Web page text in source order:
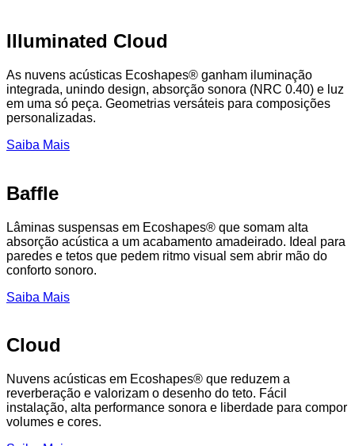
Illuminated Cloud
As nuvens acústicas Ecoshapes® ganham iluminação
integrada, unindo design, absorção sonora (NRC 0.40) e luz
em uma só peça. Geometrias versáteis para composições
personalizadas.
Saiba Mais
Baffle
Lâminas suspensas em Ecoshapes® que somam alta
absorção acústica a um acabamento amadeirado. Ideal para
paredes e tetos que pedem ritmo visual sem abrir mão do
conforto sonoro.
Saiba Mais
Cloud
Nuvens acústicas em Ecoshapes® que reduzem a
reverberação e valorizam o desenho do teto. Fácil
instalação, alta performance sonora e liberdade para compor
volumes e cores.